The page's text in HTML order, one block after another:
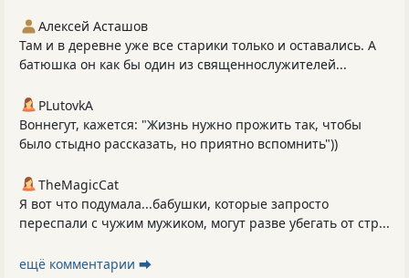
Алексей Асташов
Там и в деревне уже все старики только и оставались. А
батюшка он как бы один из священнослужителей...
PLutоvkА
Воннегут, кажется: "Жизнь нужно прожить так, чтобы
было стыдно рассказать, но приятно вспомнить"))
TheMagicCat
Я вот что подумала...бабушки, которые запросто
переспали с чужим мужиком, могут разве убегать от стр...
ещё комментарии ⮕